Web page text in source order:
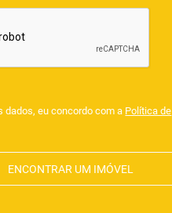
dados, eu concordo com a Política de
ENCONTRAR UM IMÓVEL